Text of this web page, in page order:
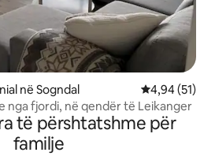
në Sogndal Vlerësimi
4,94 (51)
nga fjordi, në qendër të Leikanger
të përshtatshme për
familje